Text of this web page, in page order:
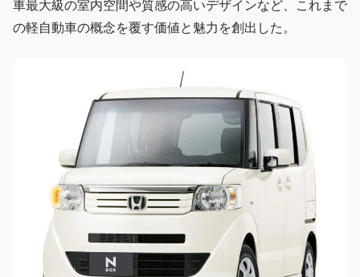
車最大級の室内空間や質感の高いデザインなど、これまで
の軽自動車の概念を覆す価値と魅力を創出した。